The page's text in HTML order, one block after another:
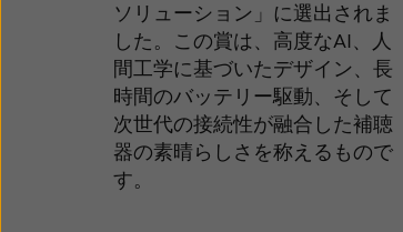
ソリューション」に選出されま
した。この賞は、高度なAI、人
間工学に基づいたデザイン、長
時間のバッテリー駆動、そして
次世代の接続性が融合した補聴
器の素晴らしさを称えるもので
す。